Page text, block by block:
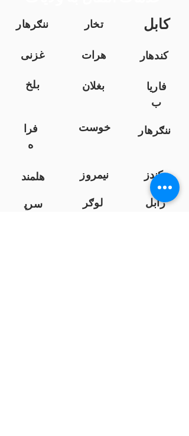
ننګرهار تخار کابل
غزنی هرات
کندهار
بلخ
بغلان
فاریا
ب
فرا
ه
خوست ننګرهار
هلمند نیمروز
کندز
سرپ
لوګر زابل